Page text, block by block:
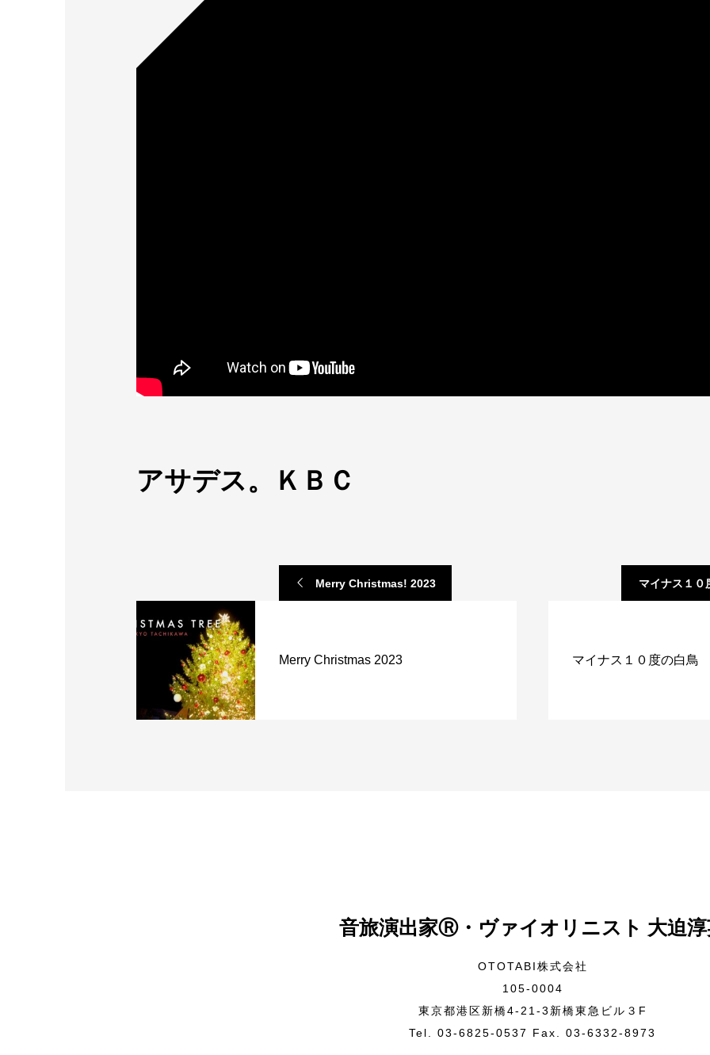
アサデス。ＫＢＣ
Merry Christmas! 2023
Merry Christmas 2023
マイナス１０
マイナス１０度の白鳥
音旅演出家Ⓡ・ヴァイオリニスト 大迫淳
OTOTABI株式会社
105-0004
東京都港区新橋4-21-3新橋東急ビル３F
Tel. 03-6825-0537 Fax. 03-6332-8973